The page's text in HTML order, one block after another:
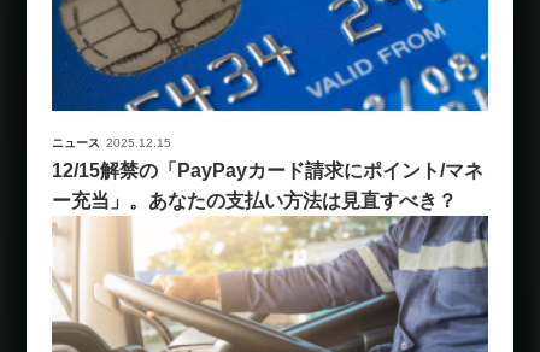
ニュース 2025.12.15
12/15解禁の「PayPayカード請求にポイント/マネ
ー充当」。あなたの支払い方法は見直すべき？